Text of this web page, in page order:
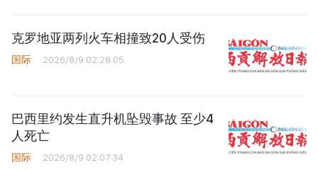
克罗地亚两列火车相撞致20人受伤
国际 2026/8/9 02:28:05
巴西里约发生直升机坠毁事故 至少4
人死亡
国际 2026/8/9 02:07:34